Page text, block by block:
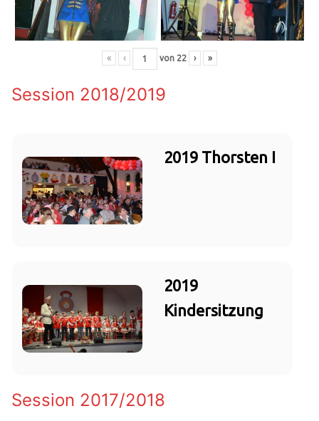
« ‹ von 22 › »
Session 2018/2019
2019 Thorsten I
2019
Kindersitzung
Session 2017/2018